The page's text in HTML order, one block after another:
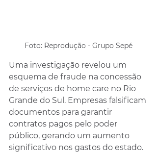
Foto: Reprodução - Grupo Sepé
Uma investigação revelou um
esquema de fraude na concessão
de serviços de home care no Rio
Grande do Sul. Empresas falsificam
documentos para garantir
contratos pagos pelo poder
público, gerando um aumento
significativo nos gastos do estado.